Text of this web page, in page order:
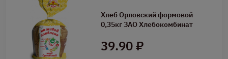
Хлеб Орловский формовой
0,35кг ЗАО Хлебокомбинат
39.90 ₽